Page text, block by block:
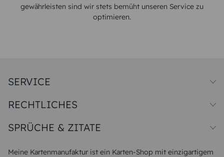
gewährleisten sind wir stets bemüht unseren Service zu
optimieren.
Meine Kartenmanufaktur ist ein Karten-Shop mit einzigartigem
SERVICE
Papiersorten
Unsere Produktion
Magazin
FAQ
RECHTLICHES
Widerrufsbelehrung
SPRÜCHE & ZITATE
Liebeskummer Sprüche